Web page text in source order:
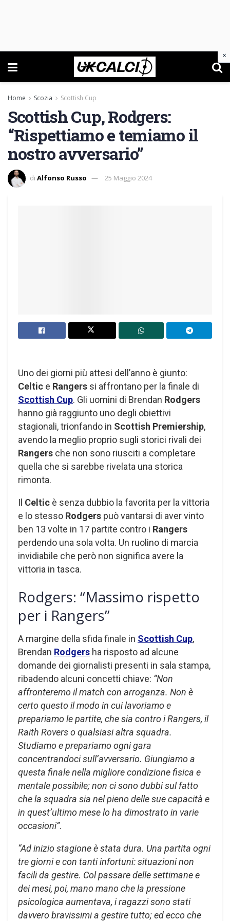
Home Scozia Scottish Cup
Scottish Cup, Rodgers:
“Rispettiamo e temiamo il
nostro avversario”
di Alfonso Russo 25 Maggio 2024
Uno dei giorni più attesi dell’anno è giunto:
Celtic e Rangers si affrontano per la finale di
Scottish Cup. Gli uomini di Brendan Rodgers
hanno già raggiunto uno degli obiettivi
stagionali, trionfando in Scottish Premiership,
avendo la meglio proprio sugli storici rivali dei
Rangers che non sono riusciti a completare
quella che si sarebbe rivelata una storica
rimonta.
Il Celtic è senza dubbio la favorita per la vittoria
e lo stesso Rodgers può vantarsi di aver vinto
ben 13 volte in 17 partite contro i Rangers
perdendo una sola volta. Un ruolino di marcia
invidiabile che però non significa avere la
vittoria in tasca.
Rodgers: “Massimo rispetto
per i Rangers”
A margine della sfida finale in Scottish Cup,
Brendan Rodgers ha risposto ad alcune
domande dei giornalisti presenti in sala stampa,
ribadendo alcuni concetti chiave: “Non
affronteremo il match con arroganza. Non è
certo questo il modo in cui lavoriamo e
prepariamo le partite, che sia contro i Rangers, il
Raith Rovers o qualsiasi altra squadra.
Studiamo e prepariamo ogni gara
concentrandoci sull’avversario. Giungiamo a
questa finale nella migliore condizione fisica e
mentale possibile; non ci sono dubbi sul fatto
che la squadra sia nel pieno delle sue capacità e
in quest’ultimo mese lo ha dimostrato in varie
occasioni”.
“Ad inizio stagione è stata dura. Una partita ogni
tre giorni e con tanti infortuni: situazioni non
facili da gestire. Col passare delle settimane e
dei mesi, poi, mano mano che la pressione
psicologica aumentava, i ragazzi sono stati
davvero bravissimi a gestire tutto; ed ecco che
×